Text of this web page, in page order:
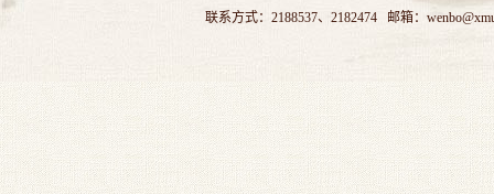
联系方式：2188537、2182474 邮箱：